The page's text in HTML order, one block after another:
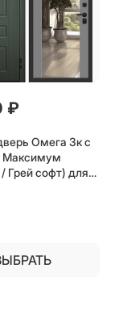
₽
Омега 3к с
Максимум
Грей софт) для